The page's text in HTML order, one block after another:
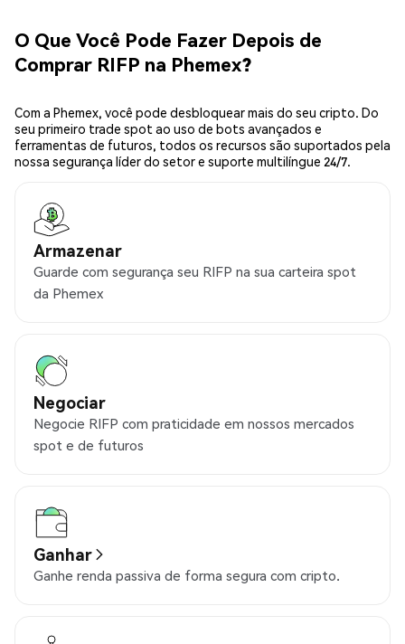
O Que Você Pode Fazer Depois de
Comprar RIFP na Phemex?
Com a Phemex, você pode desbloquear mais do seu cripto. Do
seu primeiro trade spot ao uso de bots avançados e
ferramentas de futuros, todos os recursos são suportados pela
nossa segurança líder do setor e suporte multilíngue 24/7.
Armazenar
Guarde com segurança seu RIFP na sua carteira spot
da Phemex
Negociar
Negocie RIFP com praticidade em nossos mercados
spot e de futuros
Ganhar
Ganhe renda passiva de forma segura com cripto.